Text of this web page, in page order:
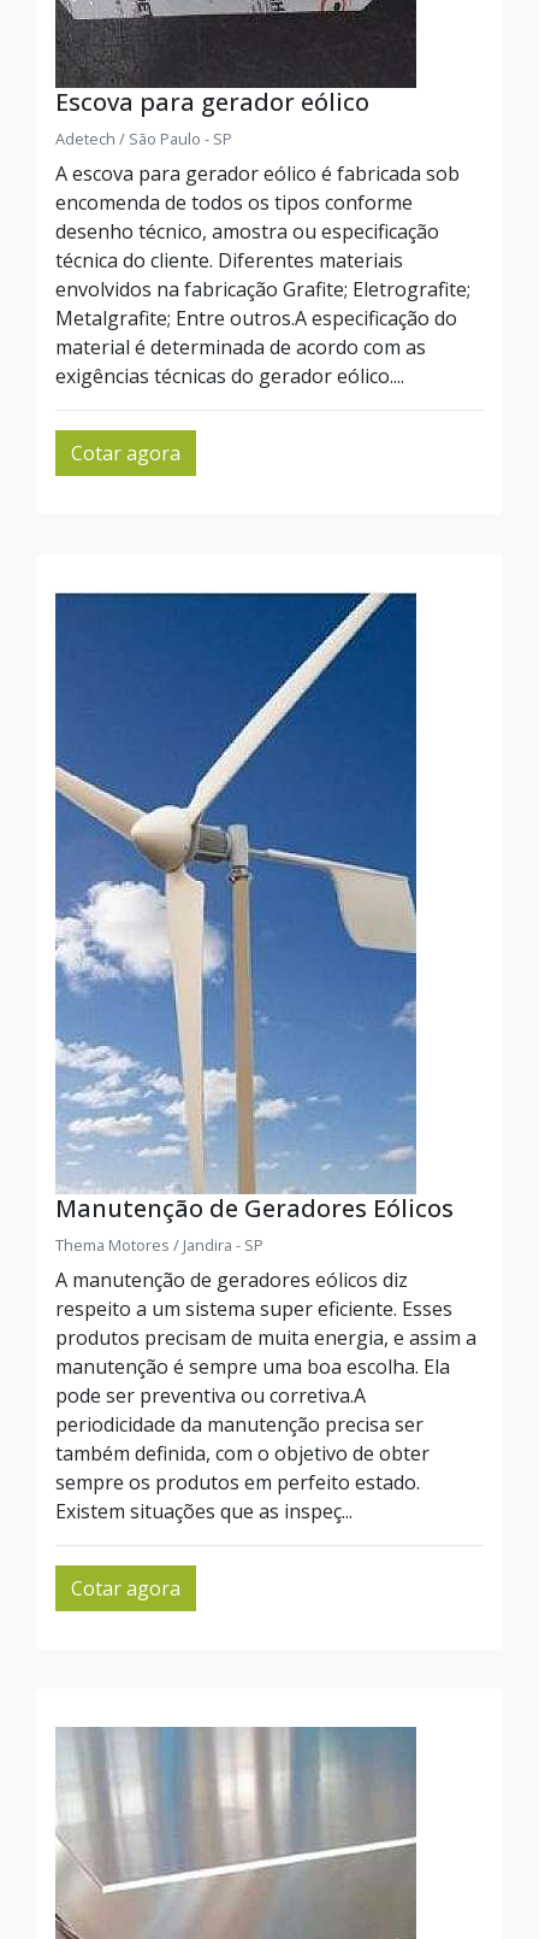
Escova para gerador eólico
Adetech / São Paulo - SP
A escova para gerador eólico é fabricada sob
encomenda de todos os tipos conforme
desenho técnico, amostra ou especificação
técnica do cliente. Diferentes materiais
envolvidos na fabricação Grafite; Eletrografite;
Metalgrafite; Entre outros.A especificação do
material é determinada de acordo com as
exigências técnicas do gerador eólico....
Cotar agora
Manutenção de Geradores Eólicos
Thema Motores / Jandira - SP
A manutenção de geradores eólicos diz
respeito a um sistema super eficiente. Esses
produtos precisam de muita energia, e assim a
manutenção é sempre uma boa escolha. Ela
pode ser preventiva ou corretiva.A
periodicidade da manutenção precisa ser
também definida, com o objetivo de obter
sempre os produtos em perfeito estado.
Existem situações que as inspeç...
Cotar agora